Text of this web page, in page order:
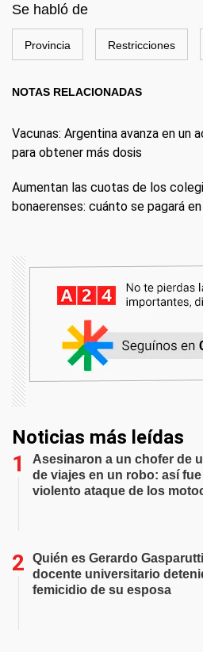
Se habló de
Provincia Restricciones
NOTAS RELACIONADAS
Vacunas: Argentina avanza en un
para obtener más dosis
Aumentan las cuotas de los
bonaerenses: cuánto se pagará
Noticias más leídas
Asesinaron a un chofer de
de viajes en un robo: así fue
violento ataque de los
Quién es Gerardo
docente universitario
femicidio de su esposa